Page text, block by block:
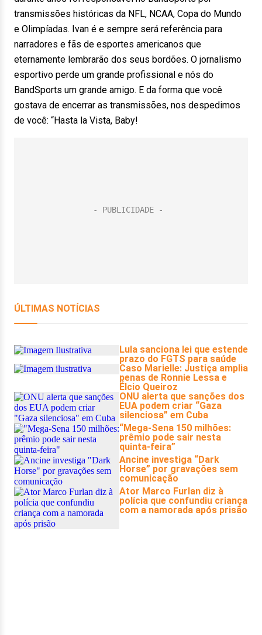
transmissões históricas da NFL, NCAA, Copa do Mundo
e Olimpíadas. Ivan é e sempre será referência para
narradores e fãs de esportes americanos que
eternamente lembrarão dos seus bordões. O jornalismo
esportivo perde um grande profissional e nós do
BandSports um grande amigo. E da forma que você
gostava de encerrar as transmissões, nos despedimos
de você: “Hasta la Vista, Baby!